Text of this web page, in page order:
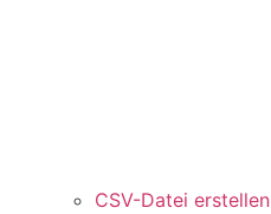
CSV-Datei erstellen